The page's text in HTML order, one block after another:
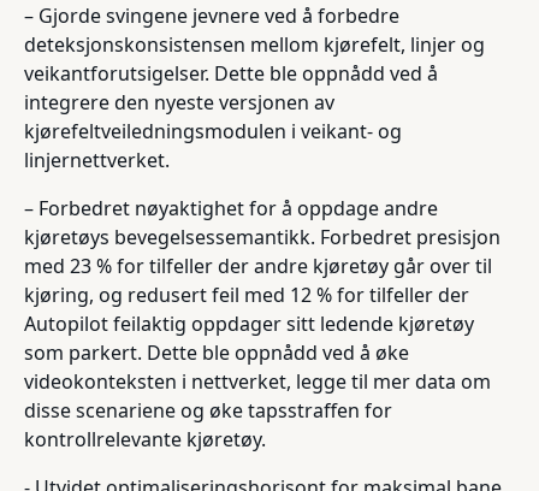
– Gjorde svingene jevnere ved å forbedre
deteksjonskonsistensen mellom kjørefelt, linjer og
veikantforutsigelser. Dette ble oppnådd ved å
integrere den nyeste versjonen av
kjørefeltveiledningsmodulen i veikant- og
linjernettverket.
– Forbedret nøyaktighet for å oppdage andre
kjøretøys bevegelsessemantikk. Forbedret presisjon
med 23 % for tilfeller der andre kjøretøy går over til
kjøring, og redusert feil med 12 % for tilfeller der
Autopilot feilaktig oppdager sitt ledende kjøretøy
som parkert. Dette ble oppnådd ved å øke
videokonteksten i nettverket, legge til mer data om
disse scenariene og øke tapsstraffen for
kontrollrelevante kjøretøy.